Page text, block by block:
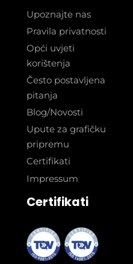
Upoznajte nas
Pravila privatnosti
Opći uvjeti
korištenja
Često postavljena
pitanja
Blog/Novosti
Upute za grafičku
pripremu
Certifikati
Impressum
Certifikati